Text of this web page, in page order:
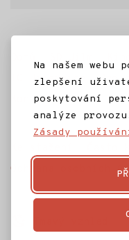
Na našem webu
zlepšení
poskytování
analýze
Zásady
SD Jilm
IC Jilemnice
Kontakt
Ochrana osobních